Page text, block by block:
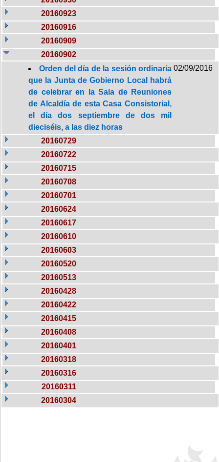
20160923
20160916
20160909
20160902
Orden del día de la sesión ordinaria
que la Junta de Gobierno Local habrá
de celebrar en la Sala de Reuniones
de Alcaldía de esta Casa Consistorial,
el día dos septiembre de dos mil
dieciséis, a las diez horas
02/09/2016
20160729
20160722
20160715
20160708
20160701
20160624
20160617
20160610
20160603
20160520
20160513
20160428
20160422
20160415
20160408
20160401
20160318
20160316
20160311
20160304